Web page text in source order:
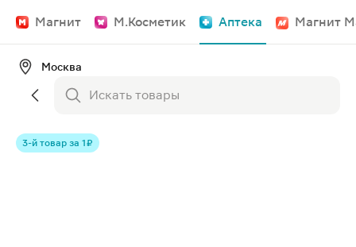
Магнит М.Косметик Аптека Магнит
Москва
3-й товар за 1 ₽